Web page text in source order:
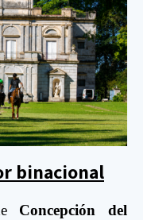
binacional
Concepción del